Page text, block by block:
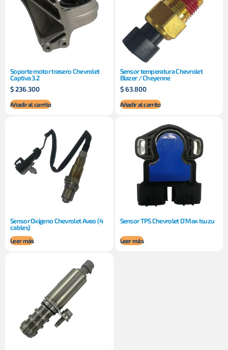
Soporte motor trasero Chevrolet
Captiva 3.2
$236.300
Añadir al carrito
Sensor temperatura Chevrolet
Blazer / Cheyenne
$63.800
Añadir al carrito
Sensor Oxígeno Chevrolet Aveo (4
cables)
Leer más
Sensor TPS Chevrolet D’Max Isuzu
Leer más